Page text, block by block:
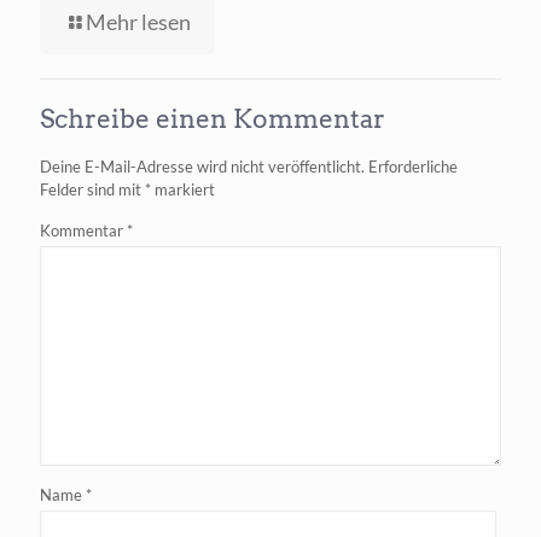
Mehr lesen
Google
gratis
verfügbar
Schreibe einen Kommentar
Deine E-Mail-Adresse wird nicht veröffentlicht. Erforderliche
Felder sind mit * markiert
Kommentar *
Name *